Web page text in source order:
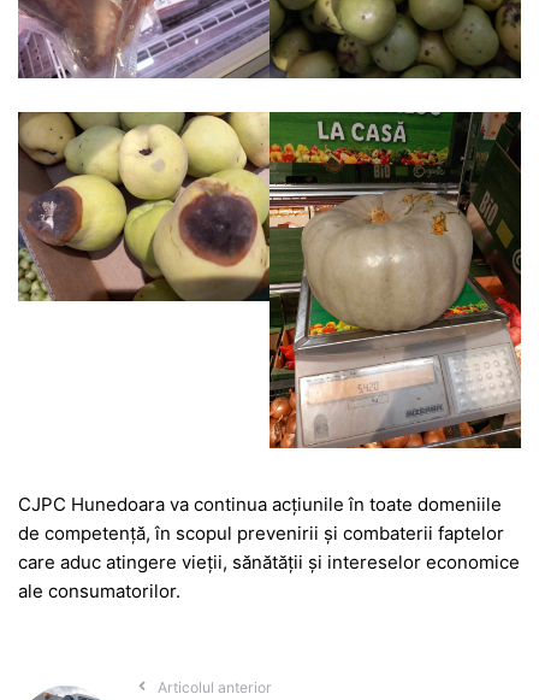
CJPC Hunedoara va continua acțiunile în toate domeniile
de competență, în scopul prevenirii și combaterii faptelor
care aduc atingere vieții, sănătății și intereselor economice
ale consumatorilor.
Articolul anterior